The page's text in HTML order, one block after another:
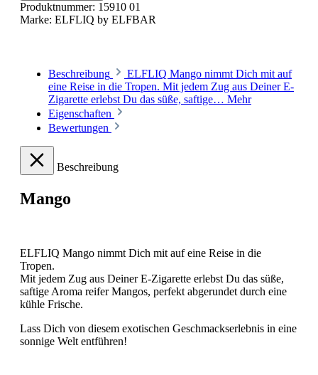
Produktnummer: 15910 01
Marke: ELFLIQ by ELFBAR
Beschreibung
ELFLIQ Mango nimmt Dich mit auf
eine Reise in die Tropen. Mit jedem Zug aus Deiner E-
Zigarette erlebst Du das süße, saftige… Mehr
Eigenschaften
Bewertungen
Beschreibung
Mango
ELFLIQ Mango nimmt Dich mit auf eine Reise in die
Tropen.
Mit jedem Zug aus Deiner E-Zigarette erlebst Du das süße,
saftige Aroma reifer Mangos, perfekt abgerundet durch eine
kühle Frische.
Lass Dich von diesem exotischen Geschmackserlebnis in eine
sonnige Welt entführen!